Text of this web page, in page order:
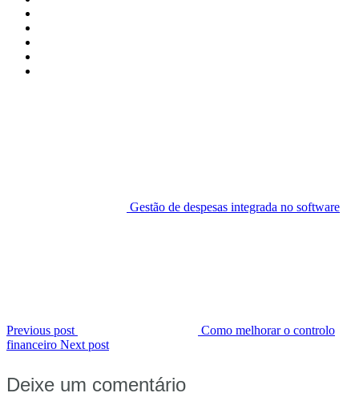
Gestão de despesas integrada no software
Previous post
Como melhorar o controlo
financeiro Next post
Deixe um comentário